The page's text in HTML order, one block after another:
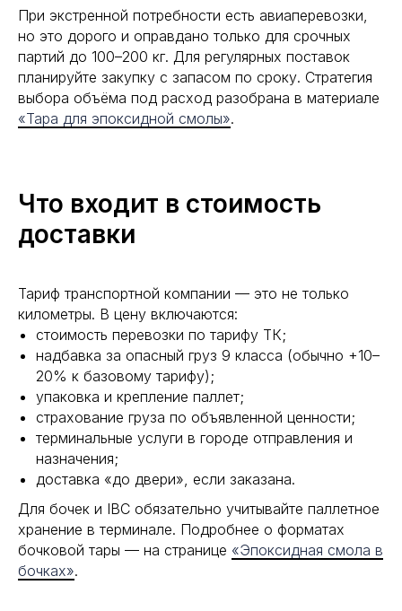
При экстренной потребности есть авиаперевозки,
но это дорого и оправдано только для срочных
партий до 100–200 кг. Для регулярных поставок
планируйте закупку с запасом по сроку. Стратегия
выбора объёма под расход разобрана в материале
«Тара для эпоксидной смолы».
Что входит в стоимость
доставки
Тариф транспортной компании — это не только
километры. В цену включаются:
стоимость перевозки по тарифу ТК;
надбавка за опасный груз 9 класса (обычно +10–
20% к базовому тарифу);
упаковка и крепление паллет;
страхование груза по объявленной ценности;
терминальные услуги в городе отправления и
назначения;
доставка «до двери», если заказана.
Для бочек и IBC обязательно учитывайте паллетное
хранение в терминале. Подробнее о форматах
бочковой тары — на странице «Эпоксидная смола в
бочках».